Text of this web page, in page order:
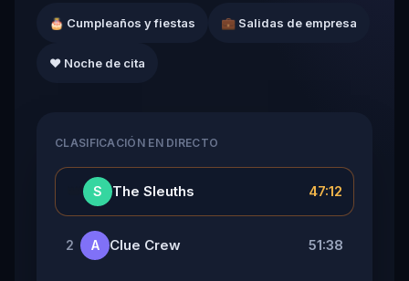
🎂 Cumpleaños y fiestas 💼 Salidas de empresa
❤️ Noche de cita
CLASIFICACIÓN EN DIRECTO
S The Sleuths 47:12
2 A Clue Crew 51:38